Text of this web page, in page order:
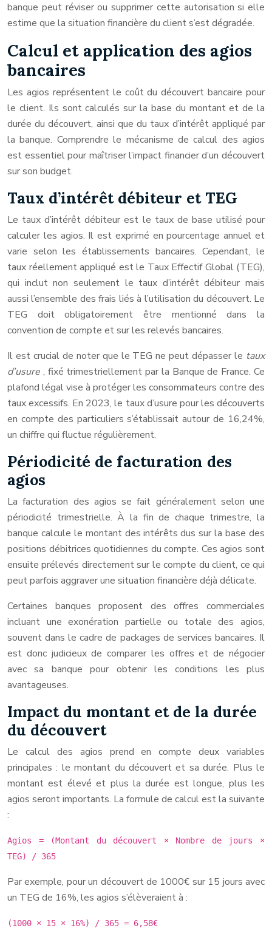
banque peut réviser ou supprimer cette autorisation si elle
estime que la situation financière du client s’est dégradée.
Calcul et application des agios
bancaires
Les agios représentent le coût du découvert bancaire pour
le client. Ils sont calculés sur la base du montant et de la
durée du découvert, ainsi que du taux d’intérêt appliqué par
la banque. Comprendre le mécanisme de calcul des agios
est essentiel pour maîtriser l’impact financier d’un découvert
sur son budget.
Taux d’intérêt débiteur et TEG
Le taux d’intérêt débiteur est le taux de base utilisé pour
calculer les agios. Il est exprimé en pourcentage annuel et
varie selon les établissements bancaires. Cependant, le
taux réellement appliqué est le Taux Effectif Global (TEG),
qui inclut non seulement le taux d’intérêt débiteur mais
aussi l’ensemble des frais liés à l’utilisation du découvert. Le
TEG doit obligatoirement être mentionné dans la
convention de compte et sur les relevés bancaires.
Il est crucial de noter que le TEG ne peut dépasser le taux
d’usure , fixé trimestriellement par la Banque de France. Ce
plafond légal vise à protéger les consommateurs contre des
taux excessifs. En 2023, le taux d’usure pour les découverts
en compte des particuliers s’établissait autour de 16,24%,
un chiffre qui fluctue régulièrement.
Périodicité de facturation des
agios
La facturation des agios se fait généralement selon une
périodicité trimestrielle. À la fin de chaque trimestre, la
banque calcule le montant des intérêts dus sur la base des
positions débitrices quotidiennes du compte. Ces agios sont
ensuite prélevés directement sur le compte du client, ce qui
peut parfois aggraver une situation financière déjà délicate.
Certaines banques proposent des offres commerciales
incluant une exonération partielle ou totale des agios,
souvent dans le cadre de packages de services bancaires. Il
est donc judicieux de comparer les offres et de négocier
avec sa banque pour obtenir les conditions les plus
avantageuses.
Impact du montant et de la durée
du découvert
Le calcul des agios prend en compte deux variables
principales : le montant du découvert et sa durée. Plus le
montant est élevé et plus la durée est longue, plus les
agios seront importants. La formule de calcul est la suivante
:
Agios = (Montant du découvert × Nombre de jours ×
TEG) / 365
Par exemple, pour un découvert de 1000€ sur 15 jours avec
un TEG de 16%, les agios s’élèveraient à :
(1000 × 15 × 16%) / 365 = 6,58€